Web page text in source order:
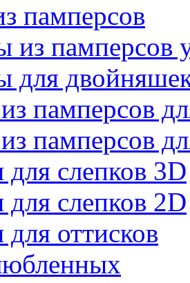
памперсов
из памперсов
для
памперсов
памперсов
слепков 3D
слепков 2D
оттисков